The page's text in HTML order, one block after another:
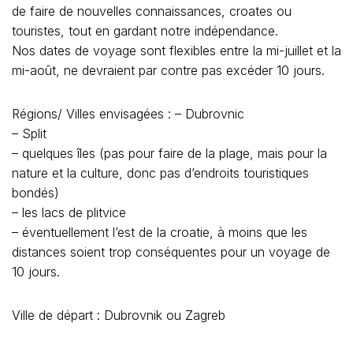
de faire de nouvelles connaissances, croates ou
touristes, tout en gardant notre indépendance.
Nos dates de voyage sont flexibles entre la mi-juillet et la
mi-août, ne devraient par contre pas excéder 10 jours.
Régions/ Villes envisagées : – Dubrovnic
– Split
– quelques îles (pas pour faire de la plage, mais pour la
nature et la culture, donc pas d’endroits touristiques
bondés)
– les lacs de plitvice
– éventuellement l’est de la croatie, à moins que les
distances soient trop conséquentes pour un voyage de
10 jours.
Ville de départ : Dubrovnik ou Zagreb